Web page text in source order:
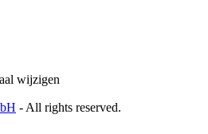
wijzigen
- All rights reserved.